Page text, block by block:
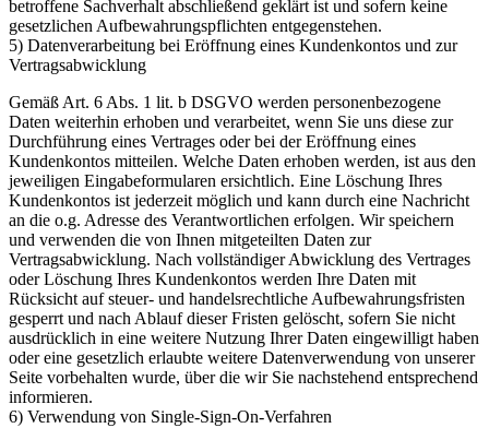
betroffene Sachverhalt abschließend geklärt ist und sofern keine
gesetzlichen Aufbewahrungspflichten entgegenstehen.
5) Datenverarbeitung bei Eröffnung eines Kundenkontos und zur
Vertragsabwicklung
Gemäß Art. 6 Abs. 1 lit. b DSGVO werden personenbezogene
Daten weiterhin erhoben und verarbeitet, wenn Sie uns diese zur
Durchführung eines Vertrages oder bei der Eröffnung eines
Kundenkontos mitteilen. Welche Daten erhoben werden, ist aus den
jeweiligen Eingabeformularen ersichtlich. Eine Löschung Ihres
Kundenkontos ist jederzeit möglich und kann durch eine Nachricht
an die o.g. Adresse des Verantwortlichen erfolgen. Wir speichern
und verwenden die von Ihnen mitgeteilten Daten zur
Vertragsabwicklung. Nach vollständiger Abwicklung des Vertrages
oder Löschung Ihres Kundenkontos werden Ihre Daten mit
Rücksicht auf steuer- und handelsrechtliche Aufbewahrungsfristen
gesperrt und nach Ablauf dieser Fristen gelöscht, sofern Sie nicht
ausdrücklich in eine weitere Nutzung Ihrer Daten eingewilligt haben
oder eine gesetzlich erlaubte weitere Datenverwendung von unserer
Seite vorbehalten wurde, über die wir Sie nachstehend entsprechend
informieren.
6) Verwendung von Single-Sign-On-Verfahren